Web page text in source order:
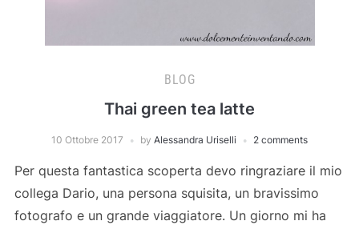
BLOG
Thai green tea latte
10 Ottobre 2017 by Alessandra Uriselli 2 comments
Per questa fantastica scoperta devo ringraziare il mio
collega Dario, una persona squisita, un bravissimo
fotografo e un grande viaggiatore. Un giorno mi ha